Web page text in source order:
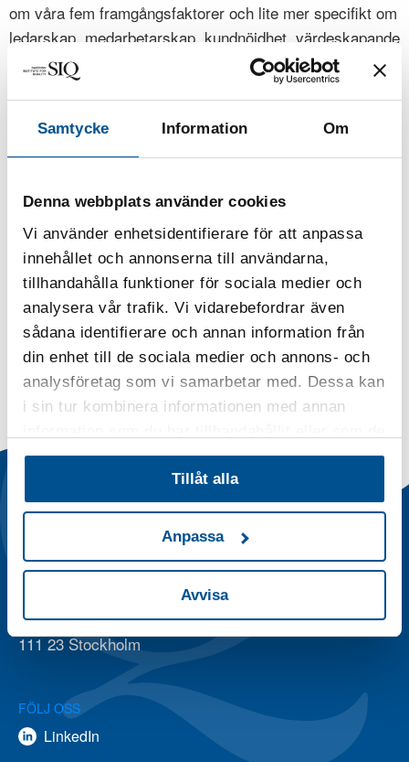
Samtycke Information Om
Denna webbplats använder cookies
Vi använder enhetsidentifierare för att anpassa
innehållet och annonserna till användarna,
tillhandahålla funktioner för sociala medier och
analysera vår trafik. Vi vidarebefordrar även
sådana identifierare och annan information från
din enhet till de sociala medier och annons- och
analysföretag som vi samarbetar med. Dessa kan
i sin tur kombinera informationen med annan
har samlat in när du har använt deras tjänster.
Tillåt alla
Anpassa
Avvisa
om våra fem framgångsfaktorer och lite mer specifikt om
ledarskap, medarbetarskap, kundnöjdhet, värdeskapande
processer, ökat engagemang och hur vi når hela
organisationens fulla potential för ökad konkurrenskraft
Det riktar sig till både ledning, HR och
Vi träffas digitalt 5-6 gånger per år.
Det ingår kostnadsfritt inom ramen för medlemskapet.
Är du nyfiken på att medverka och ännu ej är medlem,
kontakta SIQ på siq@siq.se!
Torsgatan 2
111 23 Stockholm
E-POST
siq@siq.se
FÖLJ OSS
LinkedIn